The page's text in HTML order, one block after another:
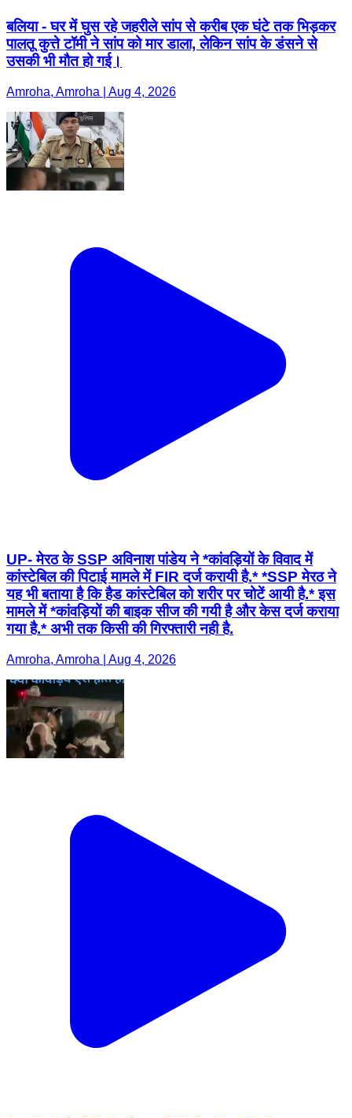
बलिया - घर में घुस रहे जहरीले सांप से करीब एक घंटे तक भिड़कर
पालतू कुत्ते टॉमी ने सांप को मार डाला, लेकिन सांप के डंसने से
उसकी भी मौत हो गई।
Amroha, Amroha | Aug 4, 2026
UP- मेरठ के SSP अविनाश पांडेय ने *कांवड़ियों के विवाद में
कांस्टेबिल की पिटाई मामले में FIR दर्ज करायी है.* *SSP मेरठ ने
यह भी बताया है कि हैड कांस्टेबिल को शरीर पर चोटें आयी है.* इस
मामले में *कांवड़ियों की बाइक सीज की गयी है और केस दर्ज कराया
गया है.* अभी तक किसी की गिरफ्तारी नही है.
Amroha, Amroha | Aug 4, 2026